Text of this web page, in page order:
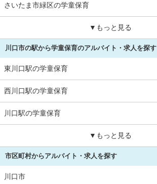
さいたま市緑区の学童保育
▼もっと見る
川口市の駅から学童保育のアルバイト・求人を探す
東川口駅の学童保育
西川口駅の学童保育
川口駅の学童保育
▼もっと見る
市区町村からアルバイト・求人を探す
川口市